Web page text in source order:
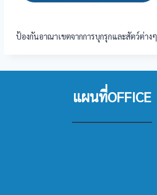
ป้องกันอาณาเขตจากการบุกรุกและสัตว์ต่างๆ
แผนที่OFFICE